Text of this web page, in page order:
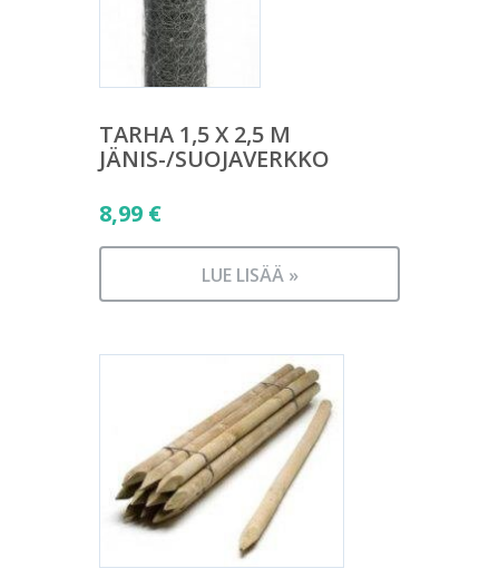
TARHA 1,5 X 2,5 M
JÄNIS-/SUOJAVERKKO
8,99 €
LUE LISÄÄ »